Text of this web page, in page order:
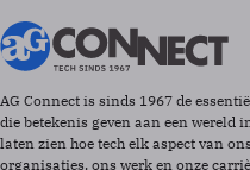
AG Connect is sinds 1967 de
die betekenis geven aan een wereld
laten zien hoe tech elk aspect van
organisaties, ons werk en onze